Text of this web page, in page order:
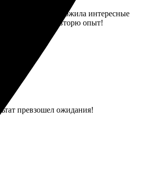
заказ и предложила интересные
Обязательно повторю опыт!
превзошел ожидания!